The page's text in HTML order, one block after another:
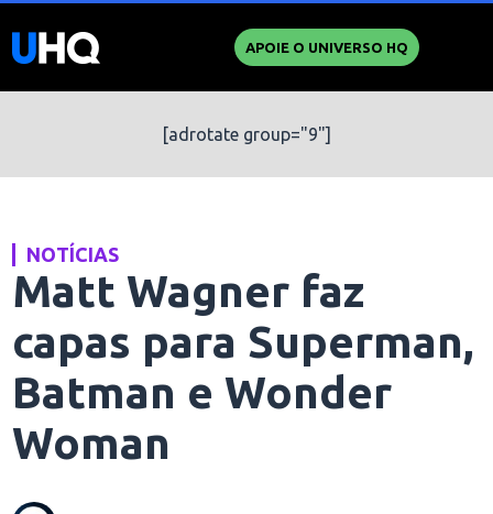
APOIE O UNIVERSO HQ
[adrotate group="9"]
NOTÍCIAS
Matt Wagner faz
capas para Superman,
Batman e Wonder
Woman